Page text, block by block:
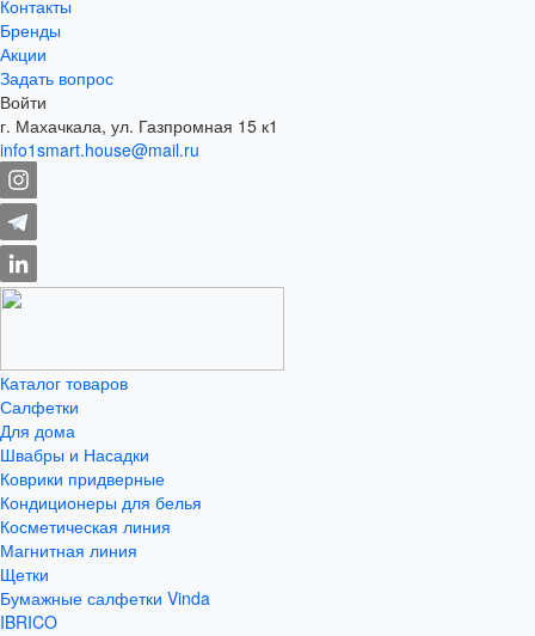
Контакты
Бренды
Акции
Задать вопрос
Войти
г. Махачкала, ул. Газпромная 15 к1
info1smart.house@mail.ru
Каталог товаров
Салфетки
Для дома
Швабры и Насадки
Коврики придверные
Кондиционеры для белья
Косметическая линия
Магнитная линия
Щетки
Бумажные салфетки Vinda
IBRICO